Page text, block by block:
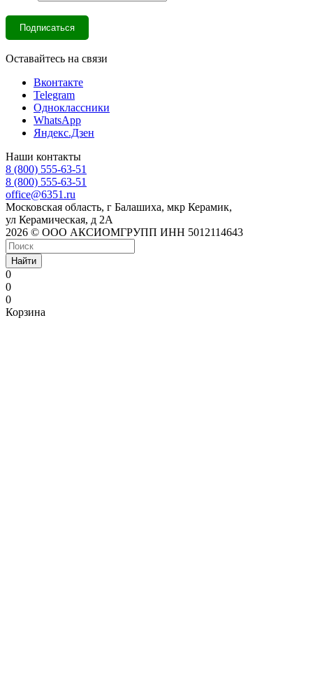
Оставайтесь на связи
Вконтакте
Telegram
Одноклассники
WhatsApp
Яндекс.Дзен
Наши контакты
8 (800) 555-63-51
8 (800) 555-63-51
office@6351.ru
Московская область, г Балашиха, мкр Керамик,
ул Керамическая, д 2А
2026 © ООО АКСИОМГРУПП ИНН 5012114643
Найти
0
0
0
Корзина